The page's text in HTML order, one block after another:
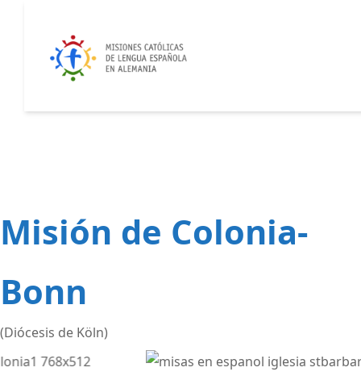
Misión de Colonia-
Bonn
(Diócesis de Köln)